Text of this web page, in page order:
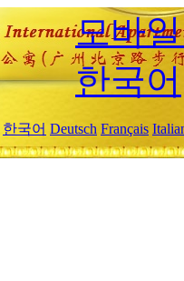
모바
한국어
한국어 Deutsch Français